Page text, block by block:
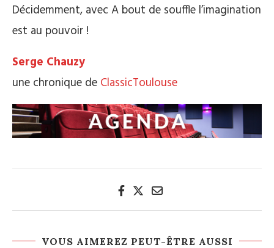
Décidemment, avec A bout de souffle l’imagination
est au pouvoir !
Serge Chauzy
une chronique de ClassicToulouse
VOUS AIMEREZ PEUT-ÊTRE AUSSI